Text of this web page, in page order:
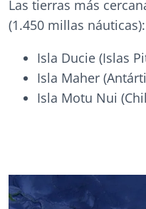
Las tierras más
(1.450 millas náuticas):
Isla Ducie (Islas
Isla Maher
Isla Motu Nui